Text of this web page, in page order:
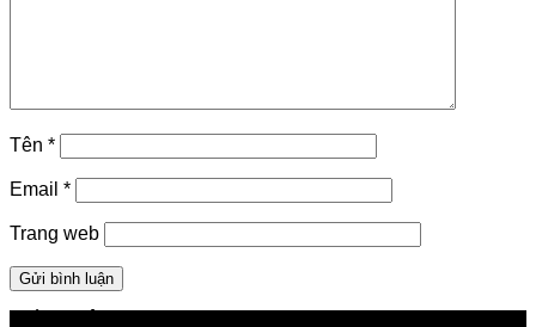
Tên *
Email *
Trang web